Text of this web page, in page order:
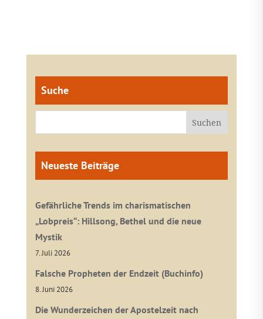
Suche
Neueste Beiträge
Gefährliche Trends im charismatischen
„Lobpreis“: Hillsong, Bethel und die neue
Mystik
7. Juli 2026
Falsche Propheten der Endzeit (Buchinfo)
8. Juni 2026
Die Wunderzeichen der Apostelzeit nach